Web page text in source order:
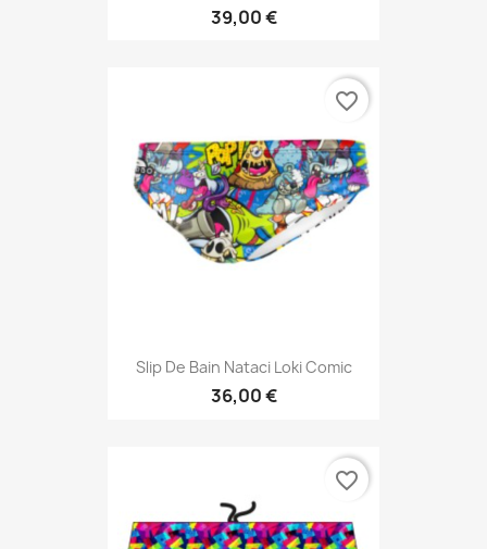
39,00 €
Slip De Bain Nataci Loki Comic
36,00 €
favorite_border
favorite_border